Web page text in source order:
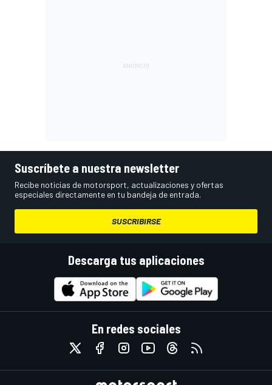
Suscríbete a nuestra newsletter
Recibe noticias de motorsport, actualizaciones y ofertas
especiales directamente en tu bandeja de entrada.
SUSCRIBIRSE
Descarga tus aplicaciones
En redes sociales